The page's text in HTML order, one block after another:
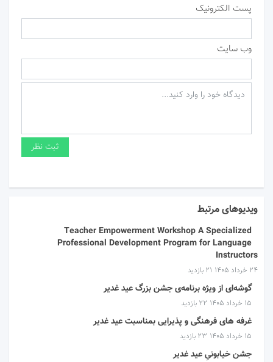
پست الکترونیک
وب سایت
ویدیوهای مرتبط
Teacher Empowerment Workshop A Specialized
Professional Development Program for Language
Instructors
۲۴ خرداد ۱۴۰۵ 21 بازدید
گوشه‌ای از ویژه برنامه‌ی جشن بزرگ عید غدیر
۱۵ خرداد ۱۴۰۵ 22 بازدید
غرفه های فرهنگی و پذیرایی بمناسبت عید غدیر
۱۵ خرداد ۱۴۰۵ 23 بازدید
جشن خیابونیِ عید غدیر